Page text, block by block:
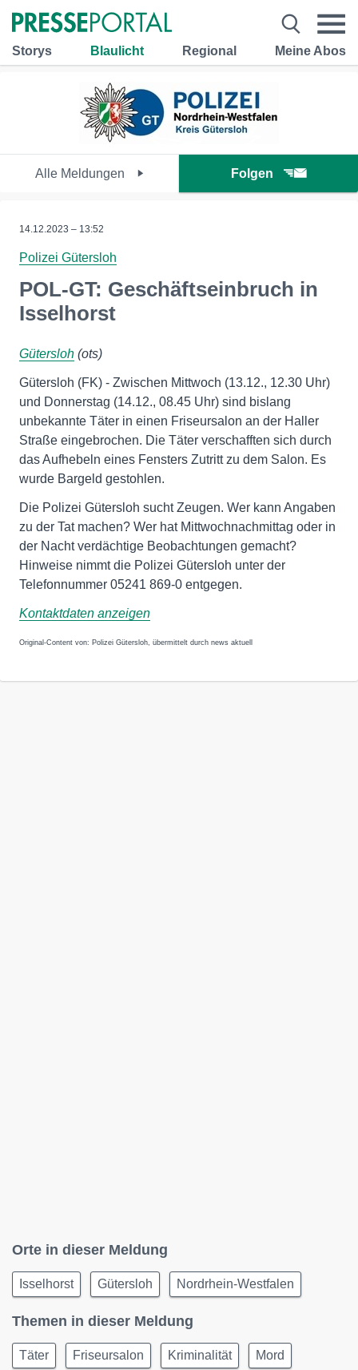
Storys Blaulicht Regional Meine Abos
Alle Meldungen Folgen
14.12.2023 – 13:52
Polizei Gütersloh
POL-GT: Geschäftseinbruch in
Isselhorst
Gütersloh (ots)
Gütersloh (FK) - Zwischen Mittwoch (13.12., 12.30 Uhr)
und Donnerstag (14.12., 08.45 Uhr) sind bislang
unbekannte Täter in einen Friseursalon an der Haller
Straße eingebrochen. Die Täter verschafften sich durch
das Aufhebeln eines Fensters Zutritt zu dem Salon. Es
wurde Bargeld gestohlen.
Die Polizei Gütersloh sucht Zeugen. Wer kann Angaben
zu der Tat machen? Wer hat Mittwochnachmittag oder in
der Nacht verdächtige Beobachtungen gemacht?
Hinweise nimmt die Polizei Gütersloh unter der
Telefonnummer 05241 869-0 entgegen.
Kontaktdaten anzeigen
Original-Content von: Polizei Gütersloh, übermittelt durch news aktuell
Orte in dieser Meldung
Isselhorst Gütersloh Nordrhein-Westfalen
Themen in dieser Meldung
Täter Friseursalon Kriminalität Mord